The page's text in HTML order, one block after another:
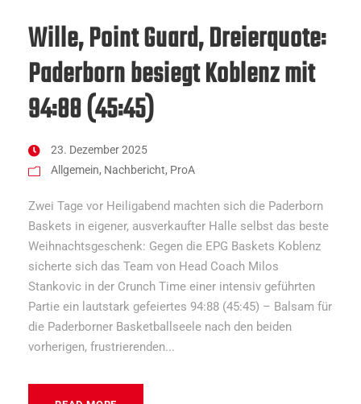
Wille, Point Guard, Dreierquote:
Paderborn besiegt Koblenz mit
94:88 (45:45)
23. Dezember 2025
Allgemein, Nachbericht, ProA
Zwei Tage vor Heiligabend machten sich die Paderborn
Baskets in eigener, ausverkaufter Halle selbst das beste
Weihnachtsgeschenk: Gegen die EPG Baskets Koblenz
sicherte sich das Team von Head Coach Milos
Stankovic in der Crunch Time einer intensiv geführten
Partie ein lautstark gefeiertes 94:88 (45:45) – Balsam für
die Paderborner Basketballseele nach den beiden
vorherigen, frustrierenden...